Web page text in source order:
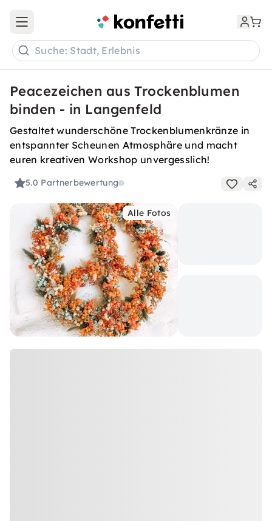
Open main menu
Suche: Stadt, Erlebnis
Peacezeichen aus Trockenblumen
binden - in Langenfeld
Gestaltet wunderschöne Trockenblumenkränze in
entspannter Scheunen Atmosphäre und macht
euren kreativen Workshop unvergesslich!
5.0 Partnerbewertung
Alle Fotos